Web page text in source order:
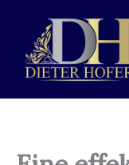
springen
Navigation
springen
springen